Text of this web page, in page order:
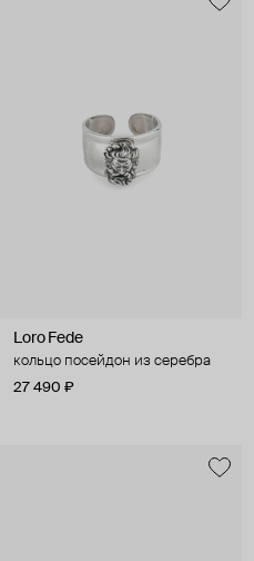
Loro Fede
кольцо посейдон из серебра
27 490 ₽